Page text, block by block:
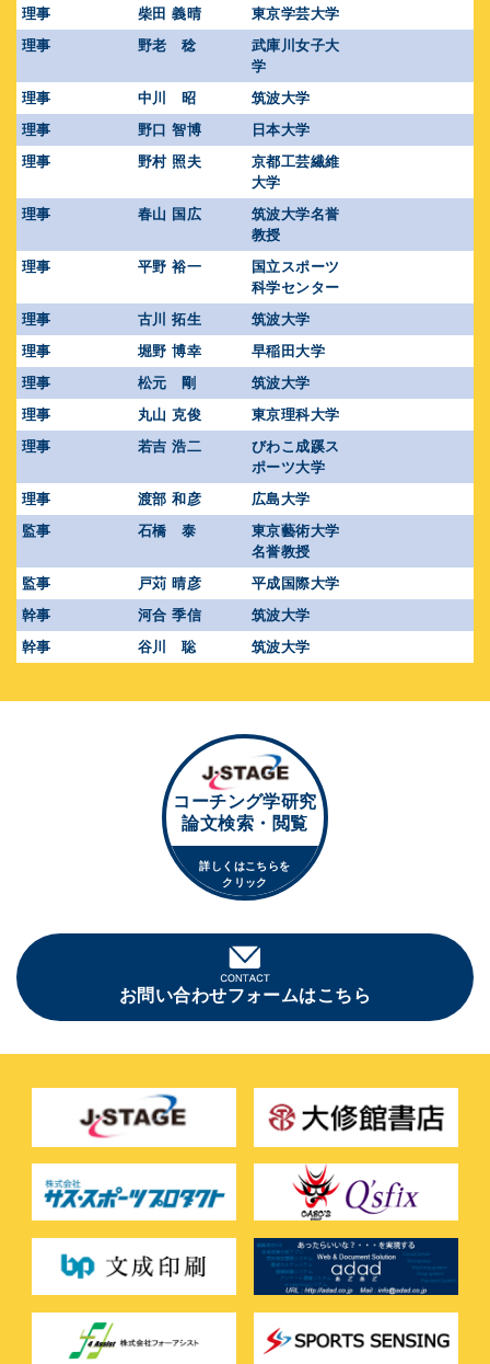
理事
柴田 義晴
東京学芸大学
理事
野老 稔
武庫川女子大
学
理事
中川 昭
筑波大学
理事
野口 智博
日本大学
理事
野村 照夫
京都工芸繊維
大学
理事
春山 国広
筑波大学名誉
教授
理事
平野 裕一
国立スポーツ
科学センター
理事
古川 拓生
筑波大学
理事
堀野 博幸
早稲田大学
理事
松元 剛
筑波大学
理事
丸山 克俊
東京理科大学
理事
若吉 浩二
びわこ成蹊ス
ポーツ大学
理事
渡部 和彦
広島大学
監事
石橋 泰
東京藝術大学
名誉教授
監事
戸苅 晴彦
平成国際大学
幹事
河合 季信
筑波大学
幹事
谷川 聡 筑波大学
コーチング学研究
論文検索・閲覧
詳しくはこちらを
クリック
お問い合わせフォームはこちら